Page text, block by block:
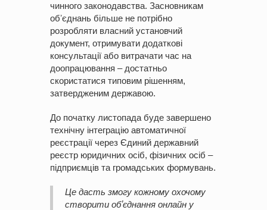
чинного законодавства. Засновникам
обʼєднань більше не потрібно
розробляти власний установчий
документ, отримувати додаткові
консультації або витрачати час на
доопрацювання – достатньо
скористатися типовим рішенням,
затвердженим державою.
До початку листопада буде завершено
технічну інтеграцію автоматичної
реєстрації через Єдиний державний
реєстр юридичних осіб, фізичних осіб –
підприємців та громадських формувань.
Це дасть змогу кожному охочому
створити обʼєднання онлайн у